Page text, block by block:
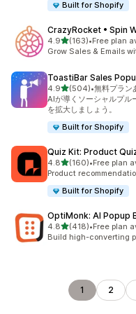
Built for Shopify
CrazyRocket • Spin
4.95つ星中
(163)
合計レビュー数：163件
•Free plan
Grow Sales & Emails
ToastiBar Sales
4.95つ星中
(504)
合計レビュー数：504件
•無料プラン
AIが導くソーシャルプル
を拡大しましょう。
Built for Shopify
Quiz Kit: Product
4.85つ星中
(160)
合計レビュー数：160件
•Free plan
Product
Built for Shopify
OptiMonk: AI Popup
4.85つ星中
(418)
合計レビュー数：418件
•Free plan
Build high-converting
1 2